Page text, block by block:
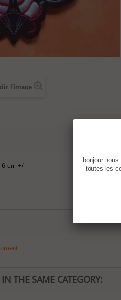
l'image
6 cm +/-
THE SAME CATEGORY:
bonjour
toutes les